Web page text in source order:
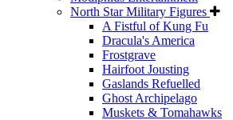
North Star Military Figures
A Fistful of Kung Fu
Dracula's America
Frostgrave
Hairfoot Jousting
Gaslands Refuelled
Ghost Archipelago
Muskets & Tomahawks